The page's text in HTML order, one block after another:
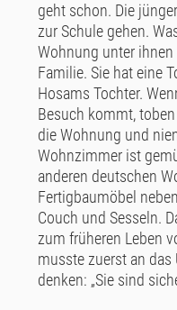
geht schon. Die
zur Schule gehen.
Wohnung unter
Familie. Sie hat eine
Hosams Tochter.
Besuch kommt,
die Wohnung und
Wohnzimmer ist
anderen deutschen
Fertigbaumöbel
Couch und Sesseln.
zum früheren Leben
musste zuerst an das
denken: „Sie sind